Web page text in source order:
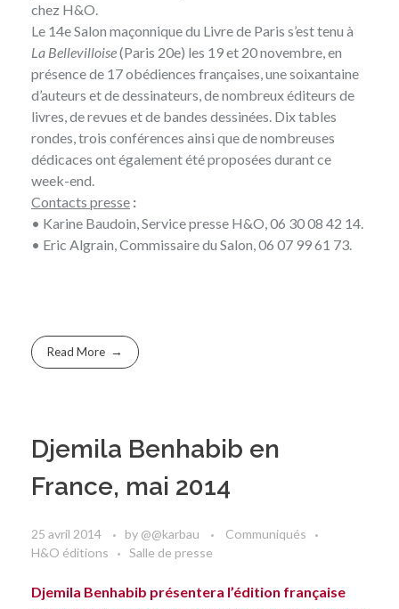
chez H&O.
Le 14e Salon maçonnique du Livre de Paris s’est tenu à
La Bellevilloise(Paris 20e) les 19 et 20 novembre, en
présence de 17 obédiences françaises, une soixantaine
d’auteurs et de dessinateurs, de nombreux éditeurs de
livres, de revues et de bandes dessinées. Dix tables
rondes, trois conférences ainsi que de nombreuses
dédicaces ont également été proposées durant ce
week-end.
Contacts presse :
• Karine Baudoin, Service presse H&O, 06 30 08 42 14.
• Eric Algrain, Commissaire du Salon, 06 07 99 61 73.
Read More
Djemila Benhabib en
France, mai 2014
25 avril 2014 by @@karbau
Communiqués
H&O éditions
Salle de presse
Djemila Benhabib présentera l’édition française